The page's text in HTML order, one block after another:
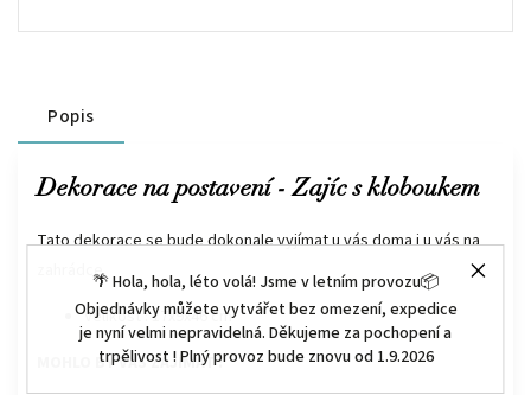
🌴 Hola, hola, léto volá! Jsme v letním provozu📦
Objednávky můžete vytvářet bez omezení, expedice
je nyní velmi nepravidelná. Děkujeme za pochopení a
trpělivost ! Plný provoz bude znovu od 1.9.2026
Popis
Dekorace na postavení - Zajíc s kloboukem
Tato dekorace se bude dokonale vyjímat u vás doma i u vás na
zahrádce.
Velikost : 17x9x46 cm
MOHLO BY VÁS ZAJÍMAT :